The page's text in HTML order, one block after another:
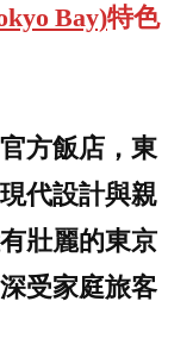
Bay)特色
方飯店，東
代設計與親
壯麗的東京
受家庭旅客